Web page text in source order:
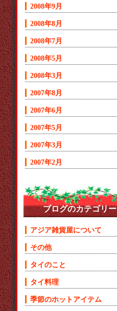
2008年9月
2008年8月
2008年7月
2008年5月
2008年3月
2007年8月
2007年6月
2007年5月
2007年3月
2007年2月
ブログのカテゴリー
アジア雑貨屋について
その他
タイのこと
タイ料理
季節のホットアイテム